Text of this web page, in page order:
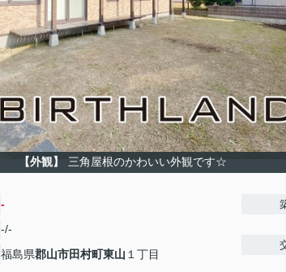
【外観】 三角屋根のかわいい外観です☆
-
-/-
福島県郡山市田村町東山 １丁目